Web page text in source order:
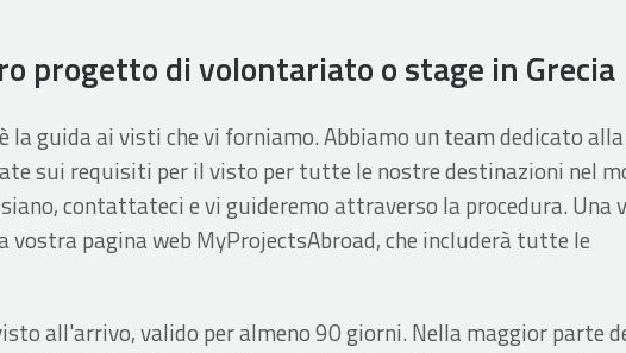
progetto di volontariato o stage in Grecia
guida ai visti che vi forniamo. Abbiamo un team dedicato
sui requisiti per il visto per tutte le nostre destinazioni nel
contattateci e vi guideremo attraverso la procedura. Una
pagina web MyProjectsAbroad, che includerà tutte le
all'arrivo, valido per almeno 90 giorni. Nella maggior parte